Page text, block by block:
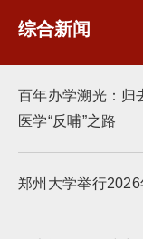
综合新闻
百年办学溯光：
医学“反哺”之路
郑州大学举行